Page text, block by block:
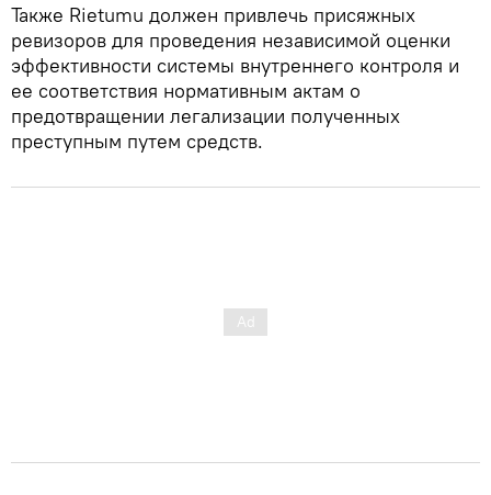
Также Rietumu должен привлечь присяжных
ревизоров для проведения независимой оценки
эффективности системы внутреннего контроля и
ее соответствия нормативным актам о
предотвращении легализации полученных
преступным путем средств.